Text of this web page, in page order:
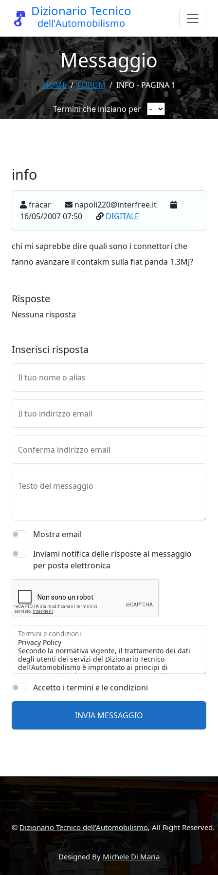
Dizionario Tecnico
dell'Automobilismo
Messaggio
HOME FORUM INFO - PAGINA 1
Termini che iniziano per
info
fracar
napoli220@interfree.it
16/05/2007 07:50
DIGITALE
chi mi saprebbe dire quali sono i connettori che
fanno avanzare il contakm sulla fiat panda 1.3MJ?
Risposte
Nessuna risposta
Inserisci risposta
Il tuo nome o alias
Il tuo indirizzo email
Conferma indirizzo email
Testo del messaggio
Mostra email
Inviami notifica delle risposte al messaggio
per posta elettronica
Termini e condizioni
Accetto i termini e le condizioni
© Dizionario Tecnico dell'Automobilismo, All Right Reserved.
Designed By Michele Di Maria